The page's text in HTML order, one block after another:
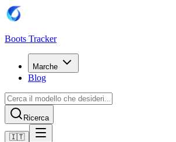
Boots Tracker
Marche
Blog
Ricerca
🇮🇹